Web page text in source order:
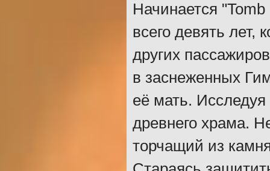
Начинается
всего девять лет,
других
в заснеженных
её мать.
древнего храма.
торчащий из